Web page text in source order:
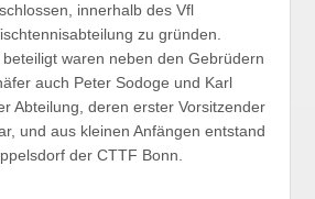
innerhalb des Vfl
zu gründen.
waren neben den Gebrüdern
auch Peter Sodoge und Karl
Abteilung, deren erster Vorsitzender
und aus kleinen Anfängen entstand
der CTTF Bonn.